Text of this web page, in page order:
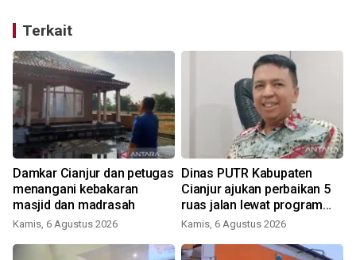
Terkait
Damkar Cianjur dan petugas
menangani kebakaran
masjid dan madrasah
Kamis, 6 Agustus 2026
Dinas PUTR Kabupaten
Cianjur ajukan perbaikan 5
ruas jalan lewat program
IJD
Kamis, 6 Agustus 2026